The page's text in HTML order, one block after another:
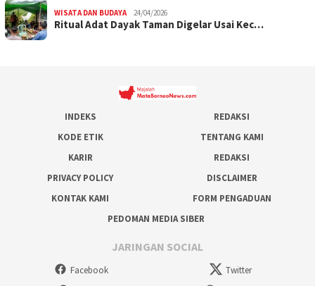
WISATA DAN BUDAYA 24/04/2026
Ritual Adat Dayak Taman Digelar Usai Kec…
INDEKS
REDAKSI
KODE ETIK
TENTANG KAMI
KARIR
REDAKSI
PRIVACY POLICY
DISCLAIMER
KONTAK KAMI
FORM PENGADUAN
PEDOMAN MEDIA SIBER
JARINGAN SOCIAL
Facebook
Twitter